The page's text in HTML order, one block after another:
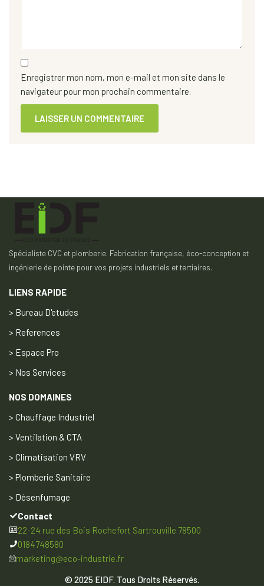
Enregistrer mon nom, mon e-mail et mon site dans le
navigateur pour mon prochain commentaire.
Spécialiste CVC et plomberie. Fabrication française, éco-conception et
ingénierie de pointe pour vos projets industriels et tertiaires.
LIENS RAPIDE
> Bureau D'etudes
> References
> Espace Pro
> Nos Services
NOS DOMAINES
> Chauffage Industriel
> Ventilation & CTA
> Climatisation VRV
> Plomberie Sanitaire
> Désenfumage
Contact
22-24 rue des Bois Rochefort Sartrouville 78500
0184748580
marketing@eco-industrie.fr
© 2025 EIDF. Tous Droits Réservés.